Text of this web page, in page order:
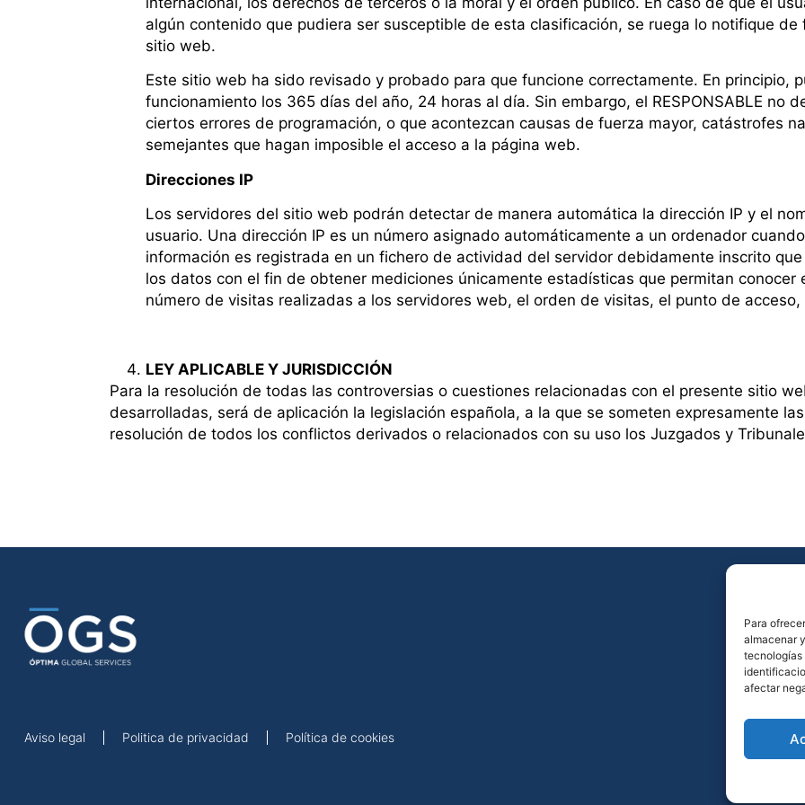
Para
almacenar
tecnologías
afectar
algún contenido que pudiera ser susceptible de esta clasificación, se ruega lo notifique
sitio web.
Este sitio web ha sido revisado y probado para que funcione correctamente. En principio,
funcionamiento los 365 días del año, 24 horas al día. Sin embargo, el RESPONSABLE no
ciertos errores de programación, o que acontezcan causas de fuerza mayor, catástrofes
semejantes que hagan imposible el acceso a la página web.
Direcciones IP
Los servidores del sitio web podrán detectar de manera automática la dirección IP y el
usuario. Una dirección IP es un número asignado automáticamente a un ordenador
información es registrada en un fichero de actividad del servidor debidamente inscrito
los datos con el fin de obtener mediciones únicamente estadísticas que permitan conocer
número de visitas realizadas a los servidores web, el orden de visitas, el punto de acceso,
LEY APLICABLE Y JURISDICCIÓN
Para la resolución de todas las controversias o cuestiones relacionadas con el presente sitio
desarrolladas, será de aplicación la legislación española, a la que se someten expresamente
resolución de todos los conflictos derivados o relacionados con su uso los Juzgados y
Aviso legal Politica de privacidad Política de cookies